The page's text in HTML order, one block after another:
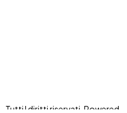
Tutti I diritti riservati. Powered